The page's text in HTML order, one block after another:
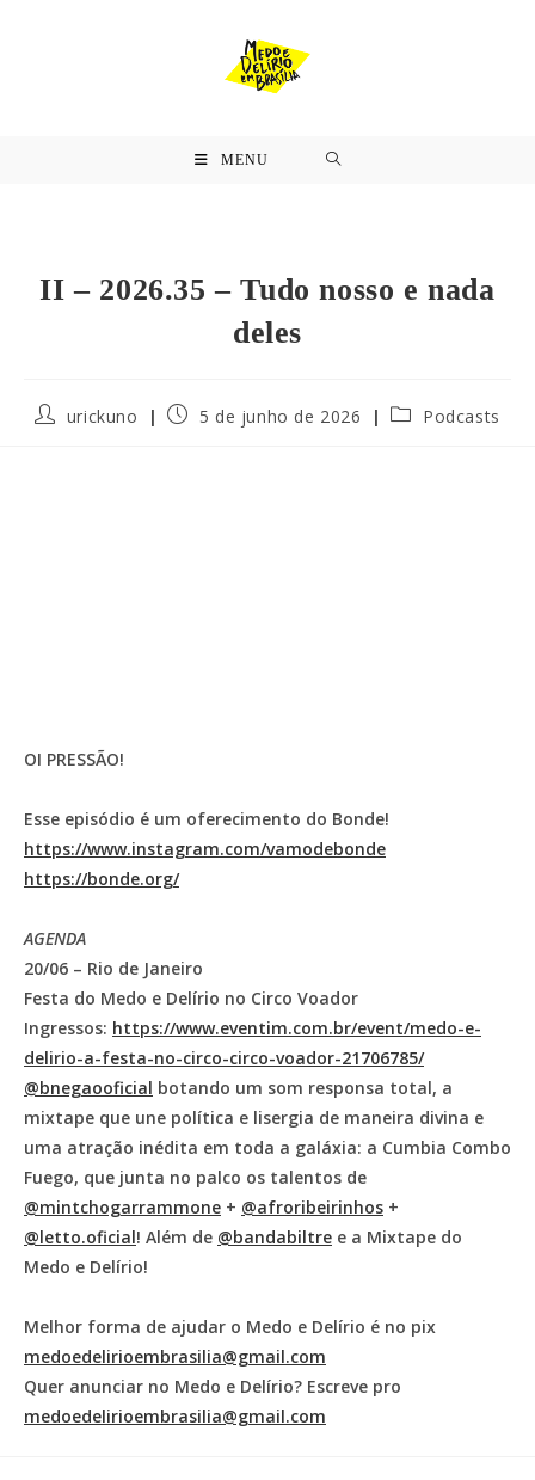
MENU
II – 2026.35 – Tudo nosso e nada
deles
urickuno 5 de junho de 2026 Podcasts
OI PRESSÃO!
Esse episódio é um oferecimento do Bonde!
https://www.instagram.com/vamodebonde
https://bonde.org/
AGENDA
20/06 – Rio de Janeiro
Festa do Medo e Delírio no Circo Voador
Ingressos: https://www.eventim.com.br/event/medo-e-
delirio-a-festa-no-circo-circo-voador-21706785/
@bnegaooficial botando um som responsa total, a
mixtape que une política e lisergia de maneira divina e
uma atração inédita em toda a galáxia: a Cumbia Combo
Fuego, que junta no palco os talentos de
@mintchogarrammone + @afroribeirinhos +
@letto.oficial! Além de @bandabiltre e a Mixtape do
Medo e Delírio!
Melhor forma de ajudar o Medo e Delírio é no pix
medoedelirioembrasilia@gmail.com
Quer anunciar no Medo e Delírio? Escreve pro
medoedelirioembrasilia@gmail.com